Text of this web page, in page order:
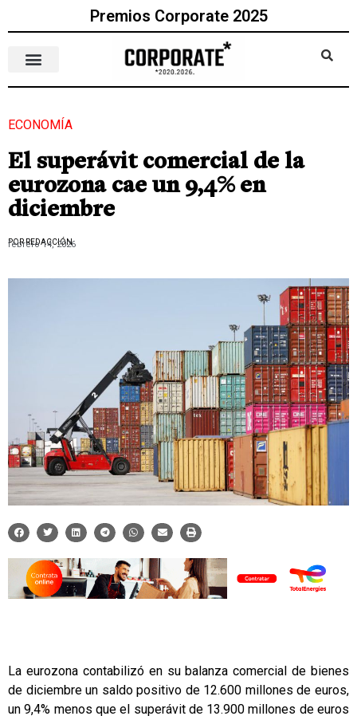
Premios Corporate 2025
ECONOMÍA
El superávit comercial de la
eurozona cae un 9,4% en
diciembre
POR REDACCIÓN
febrero 14, 2026
La eurozona contabilizó en su balanza comercial de bienes
de diciembre un saldo positivo de 12.600 millones de euros,
un 9,4% menos que el superávit de 13.900 millones de euros